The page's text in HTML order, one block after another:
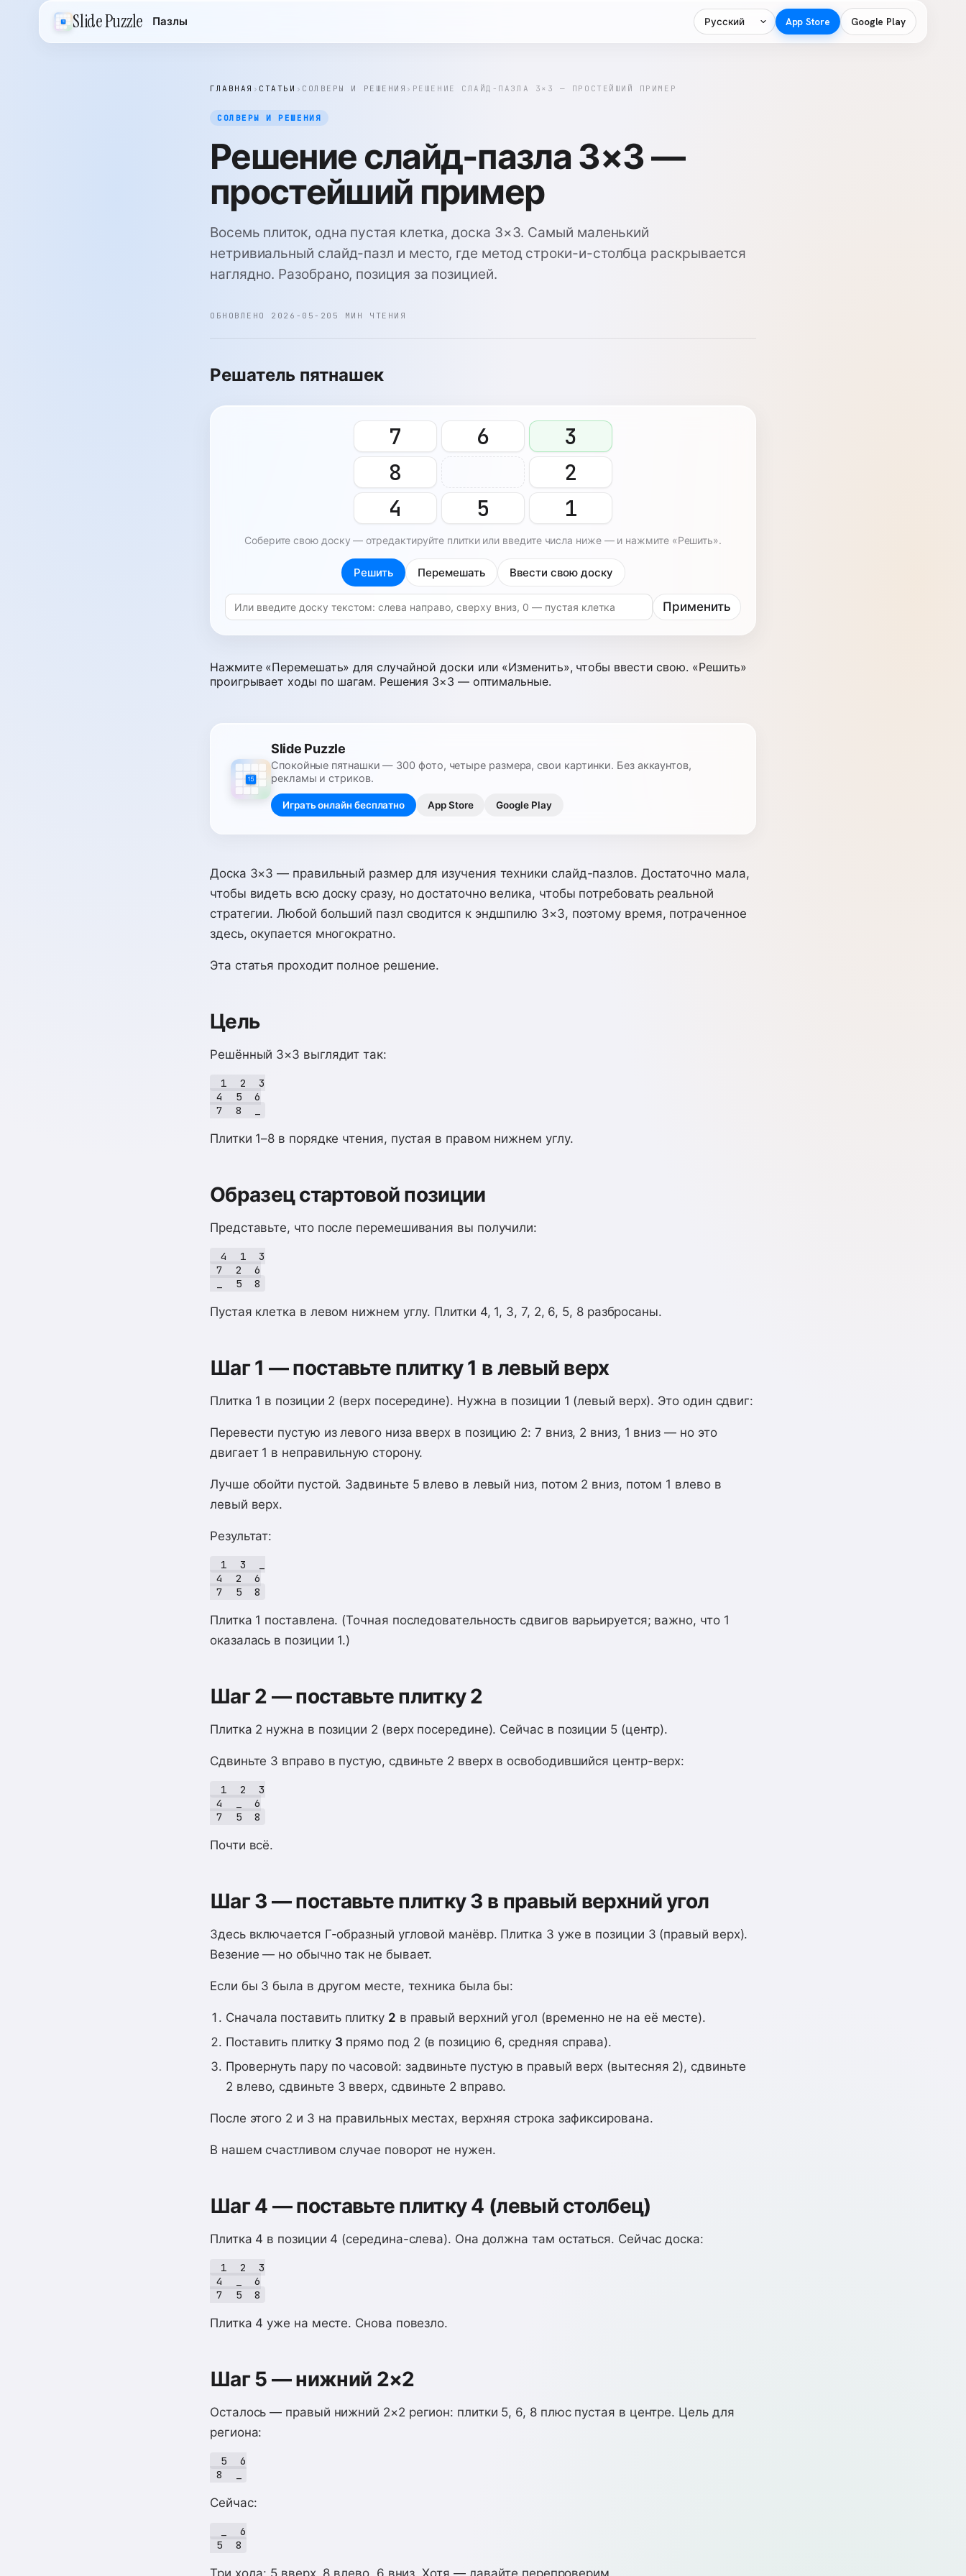
Slide Puzzle Пазлы Язык App Store Google Play
ГЛАВНАЯ › СТАТЬИ › СОЛВЕРЫ И РЕШЕНИЯ › РЕШЕНИЕ СЛАЙД-ПАЗЛА 3×3 — ПРОСТЕЙШИЙ ПРИМЕР
СОЛВЕРЫ И РЕШЕНИЯ
Решение слайд-пазла 3×3 —
простейший пример
Восемь плиток, одна пустая клетка, доска 3×3. Самый маленький
нетривиальный слайд-пазл и место, где метод строки-и-столбца раскрывается
наглядно. Разобрано, позиция за позицией.
ОБНОВЛЕНО 2026-05-20 5 МИН ЧТЕНИЯ
Решатель пятнашек
7 6
3
8
2
4
5 1
Соберите свою доску — отредактируйте плитки или введите числа ниже — и нажмите «Решить».
Решить Перемешать Ввести свою доску
Применить
Нажмите «Перемешать» для случайной доски или «Изменить», чтобы ввести свою. «Решить»
проигрывает ходы по шагам. Решения 3×3 — оптимальные.
Slide Puzzle
Спокойные пятнашки — 300 фото, четыре размера, свои картинки. Без аккаунтов,
рекламы и стриков.
Играть онлайн бесплатно App Store Google Play
Доска 3×3 — правильный размер для изучения техники слайд-пазлов. Достаточно мала,
чтобы видеть всю доску сразу, но достаточно велика, чтобы потребовать реальной
стратегии. Любой больший пазл сводится к эндшпилю 3×3, поэтому время, потраченное
здесь, окупается многократно.
Эта статья проходит полное решение.
Цель
Решённый 3×3 выглядит так:
1  2  3
4  5  6
Плитки 1–8 в порядке чтения, пустая в правом нижнем углу.
Образец стартовой позиции
Представьте, что после перемешивания вы получили:
4  1  3
7  2  6
Пустая клетка в левом нижнем углу. Плитки 4, 1, 3, 7, 2, 6, 5, 8 разбросаны.
Шаг 1 — поставьте плитку 1 в левый верх
Плитка 1 в позиции 2 (верх посередине). Нужна в позиции 1 (левый верх). Это один сдвиг:
Перевести пустую из левого низа вверх в позицию 2: 7 вниз, 2 вниз, 1 вниз — но это
двигает 1 в неправильную сторону.
Лучше обойти пустой. Задвиньте 5 влево в левый низ, потом 2 вниз, потом 1 влево в
левый верх.
Результат:
1  3  _
4  2  6
Плитка 1 поставлена. (Точная последовательность сдвигов варьируется; важно, что 1
оказалась в позиции 1.)
Шаг 2 — поставьте плитку 2
Плитка 2 нужна в позиции 2 (верх посередине). Сейчас в позиции 5 (центр).
Сдвиньте 3 вправо в пустую, сдвиньте 2 вверх в освободившийся центр-верх:
1  2  3
4  _  6
Почти всё.
Шаг 3 — поставьте плитку 3 в правый верхний угол
Здесь включается Г-образный угловой манёвр. Плитка 3 уже в позиции 3 (правый верх).
Везение — но обычно так не бывает.
Если бы 3 была в другом месте, техника была бы:
Сначала поставить плитку 2 в правый верхний угол (временно не на её месте).
Поставить плитку 3 прямо под 2 (в позицию 6, средняя справа).
Провернуть пару по часовой: задвиньте пустую в правый верх (вытесняя 2), сдвиньте
2 влево, сдвиньте 3 вверх, сдвиньте 2 вправо.
После этого 2 и 3 на правильных местах, верхняя строка зафиксирована.
В нашем счастливом случае поворот не нужен.
Шаг 4 — поставьте плитку 4 (левый столбец)
Плитка 4 в позиции 4 (середина-слева). Она должна там остаться. Сейчас доска:
1  2  3
4  _  6
Плитка 4 уже на месте. Снова повезло.
Шаг 5 — нижний 2×2
Осталось — правый нижний 2×2 регион: плитки 5, 6, 8 плюс пустая в центре. Цель для
региона:
5  6
Сейчас:
_  6
Три хода: 5 вверх, 8 влево, 6 вниз. Хотя — давайте перепроверим.